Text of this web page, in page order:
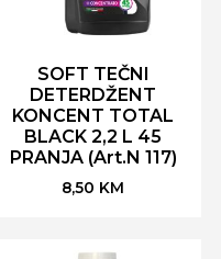
SOFT TEČNI
DETERDŽENT
KONCENT TOTAL
BLACK 2,2 L 45
PRANJA (Art.N 117)
8,50 KM